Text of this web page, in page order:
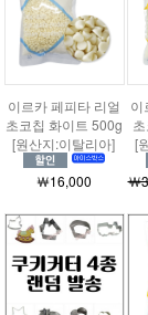
이르카 페피타 리얼
초코칩 화이트 500g
[원산지:이탈리아]
￦16,000
이
[
￦